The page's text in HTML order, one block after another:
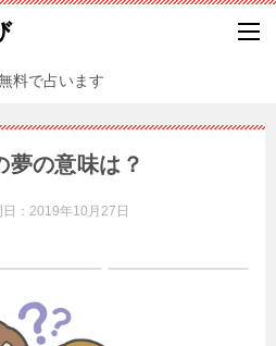
料で占います
夢の意味は？
： 2019年10月27日